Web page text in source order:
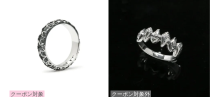
クーポン対象 クーポン対象外